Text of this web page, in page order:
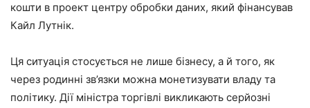
кошти в проект центру обробки даних, який фінансував
Кайл Лутнік.
Ця ситуація стосується не лише бізнесу, а й того, як
через родинні зв’язки можна монетизувати владу та
політику. Дії міністра торгівлі викликають серйозні